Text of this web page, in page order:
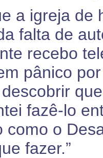
a igreja de
falta de
recebo
pânico
descobrir
fazê-lo
como o
fazer.”